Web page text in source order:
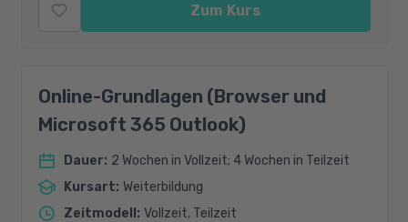
Zum Kurs
Online-Grundlagen (Browser und
Microsoft 365 Outlook)
Dauer: 2 Wochen in Vollzeit; 4 Wochen in Teilzeit
Kursart: Weiterbildung
Zeitmodell : Vollzeit, Teilzeit